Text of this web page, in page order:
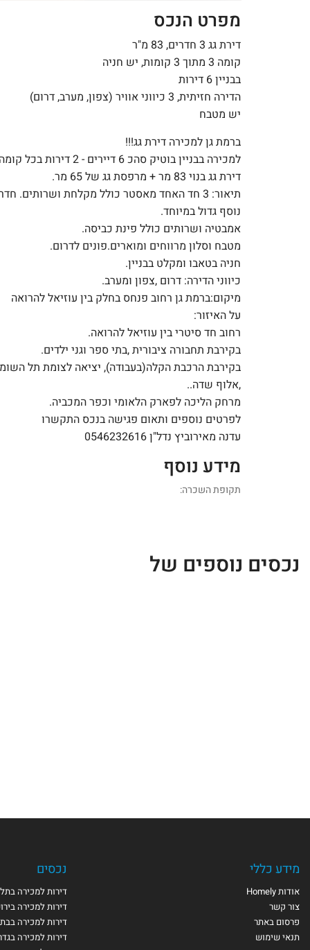
מפרט הנכס
דירת גג 3 חדרים, 83 מ"ר
קומה 3 מתוך 3 קומות, יש חניה
בבניין 6 דירות
הדירה חזיתית, 3 כיווני אוויר (צפון, מערב, דרום)
יש מטבח
ברמת גן למכירה דירת גג!!!
למכירה בבניין בוטיק סהכ 6 דיירים - 2 דירות בכל קומה.
דירת גג בנוי 83 מר + מרפסת גג של 65 מר.
תיאור: 3 חד האחד מאסטר כולל מקלחת ושרותים.
נוסף גדול במיוחד.
אמבטיה ושרותים כולל פינת כביסה.
מטבח וסלון מרווחים ומוארים.פונים לדרום.
חניה בטאבו ומקלט בבניין.
כיווני הדירה: דרום ,צפון ומערב.
מיקום:ברמת גן רחוב פנחס בחלק בין עוזיאל להרואה
על האיזור:
רחוב חד סיטרי בין עוזיאל להרואה.
בקירבת תחבורה ציבורית ,בתי ספר וגני ילדים.
בקירבת הרכבת הקלה(בעבודה), יציאה לצומת תל
,אלוף שדה..
מרחק הליכה לפארק הלאומי וכפר המכביה.
לפרטים נוספים ותאום פגישה בנכס התקשרו
עדנה מאירוביץ נדל"ן 0546232616
מידע נוסף
תקופת השכרה:
נכסים נוספים של
מידע כללי
אודות Homely
צור קשר
פרסום באתר
תנאי שימוש
נכסים
דירות למכירה
דירות למכירה
דירות למכירה
דירות למכירה